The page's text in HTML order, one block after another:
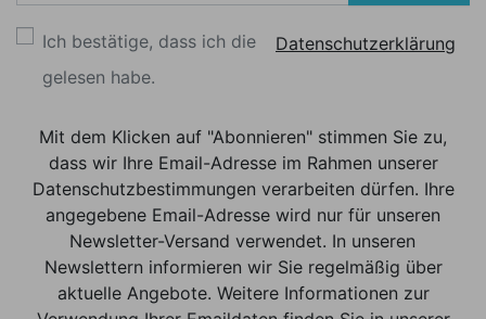
Ich bestätige, dass ich die
Datenschutzerklärung
gelesen habe.
Mit dem Klicken auf "Abonnieren" stimmen Sie zu,
dass wir Ihre Email-Adresse im Rahmen unserer
Datenschutzbestimmungen verarbeiten dürfen. Ihre
angegebene Email-Adresse wird nur für unseren
Newsletter-Versand verwendet. In unseren
Newslettern informieren wir Sie regelmäßig über
aktuelle Angebote. Weitere Informationen zur